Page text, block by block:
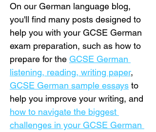
On our German language blog,
you'll find many posts designed to
help you with your GCSE German
exam preparation, such as how to
prepare for the GCSE German
listening, reading, writing paper,
GCSE German sample essays to
help you improve your writing, and
how to navigate the biggest
challenges in your GCSE German